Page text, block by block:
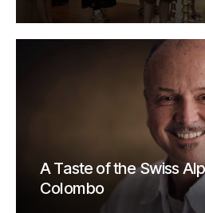
A Taste of the Swiss
Colombo